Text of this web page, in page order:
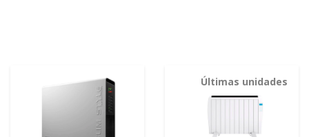
Últimas unidades